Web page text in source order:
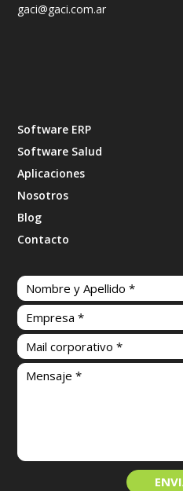
gaci@gaci.com.ar
Software ERP
Software Salud
Aplicaciones
Nosotros
Blog
Contacto